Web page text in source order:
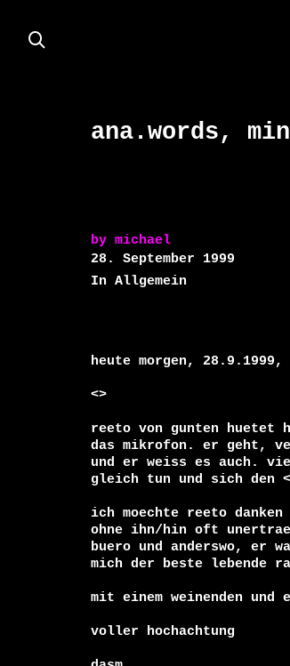
ana.words,
by michael
28. September 1999
In Allgemein
heute morgen,
<>
reeto von gunten huetet
das mikrofon. er geht,
und er weiss es auch.
gleich tun und sich den <
ich moechte reeto
ohne ihn/hin oft
buero und anderswo, er
mich der beste lebende
mit einem weinenden und
voller hochachtung